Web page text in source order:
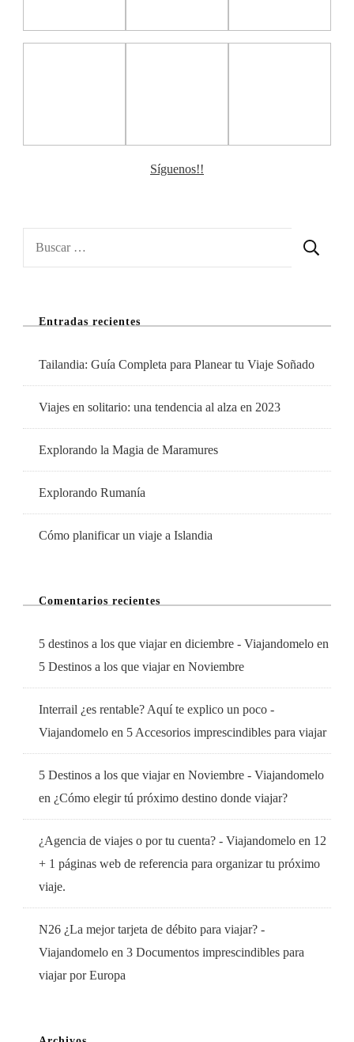
Síguenos!!
Entradas recientes
Tailandia: Guía Completa para Planear tu Viaje Soñado
Viajes en solitario: una tendencia al alza en 2023
Explorando la Magia de Maramures
Explorando Rumanía
Cómo planificar un viaje a Islandia
Comentarios recientes
5 destinos a los que viajar en diciembre - Viajandomelo en
5 Destinos a los que viajar en Noviembre
Interrail ¿es rentable? Aquí te explico un poco -
Viajandomelo en 5 Accesorios imprescindibles para viajar
5 Destinos a los que viajar en Noviembre - Viajandomelo
en ¿Cómo elegir tú próximo destino donde viajar?
¿Agencia de viajes o por tu cuenta? - Viajandomelo en 12
+ 1 páginas web de referencia para organizar tu próximo
viaje.
N26 ¿La mejor tarjeta de débito para viajar? -
Viajandomelo en 3 Documentos imprescindibles para
viajar por Europa